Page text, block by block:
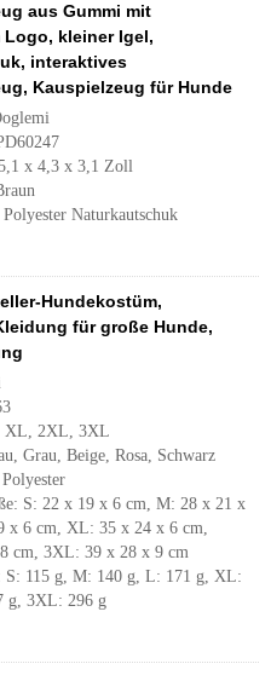
aus Gummi mit
kleiner Igel,
interaktives
Kauspielzeug für Hunde
x 4,3 x 3,1 Zoll
Naturkautschuk
Hundekostüm,
für große Hunde,
XL, 2XL, 3XL
Grau, Beige, Rosa, Schwarz
S: 22 x 19 x 6 cm, M: 28 x 21 x
x 6 cm, XL: 35 x 24 x 6 cm,
cm, 3XL: 39 x 28 x 9 cm
S: 115 g, M: 140 g, L: 171 g, XL:
g, 3XL: 296 g